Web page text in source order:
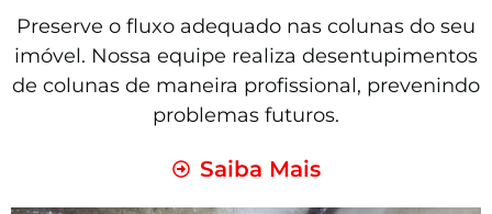
Preserve o fluxo adequado nas colunas do seu
imóvel. Nossa equipe realiza desentupimentos
de colunas de maneira profissional, prevenindo
problemas futuros.
Saiba Mais